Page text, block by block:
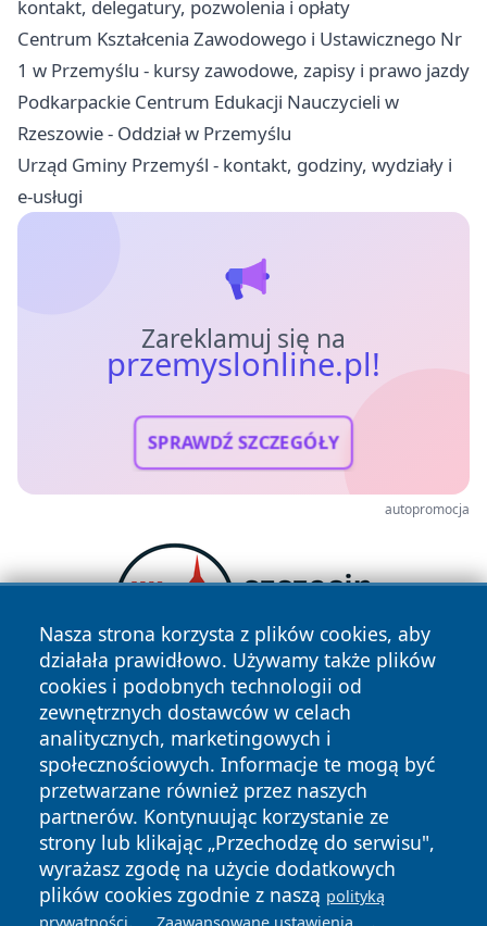
kontakt, delegatury, pozwolenia i opłaty
Centrum Kształcenia Zawodowego i Ustawicznego Nr
1 w Przemyślu - kursy zawodowe, zapisy i prawo jazdy
Podkarpackie Centrum Edukacji Nauczycieli w
Rzeszowie - Oddział w Przemyślu
Urząd Gminy Przemyśl - kontakt, godziny, wydziały i
e-usługi
Zareklamuj się na
przemyslonline.pl!
SPRAWDŹ SZCZEGÓŁY
autopromocja
Nasza strona korzysta z plików cookies, aby
działała prawidłowo. Używamy także plików
cookies i podobnych technologii od
zewnętrznych dostawców w celach
analitycznych, marketingowych i
społecznościowych. Informacje te mogą być
przetwarzane również przez naszych
partnerów. Kontynuując korzystanie ze
strony lub klikając „Przechodzę do serwisu",
wyrażasz zgodę na użycie dodatkowych
plików cookies zgodnie z naszą polityką
Copyright © 2026 przemyslonline.pl Wszystkie prawa
zastrzeżone.